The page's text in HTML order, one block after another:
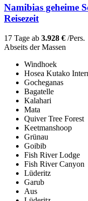
Namibias geheime
Reisezeit
17 Tage ab 3.928 € /Pers.
Abseits der Massen
Windhoek
Hosea Kutako
Gocheganas
Bagatelle
Kalahari
Mata
Quiver Tree Forest
Keetmanshoop
Grünau
Goibib
Fish River Lodge
Fish River Canyon
Lüderitz
Garub
Aus